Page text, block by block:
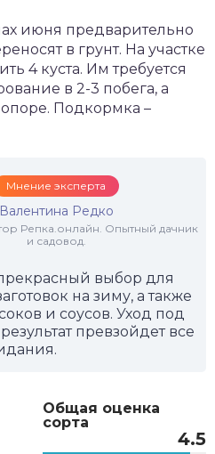
июня предварительно
в грунт. На участке
4 куста. Им требуется
в 2-3 побега, а
Подкормка –
Мнение эксперта
Валентина Редко
Репка.онлайн. Опытный дачник
и садовод.
выбор для
на зиму, а также
и соусов. Уход под
превзойдет все
Общая оценка
сорта
4.5